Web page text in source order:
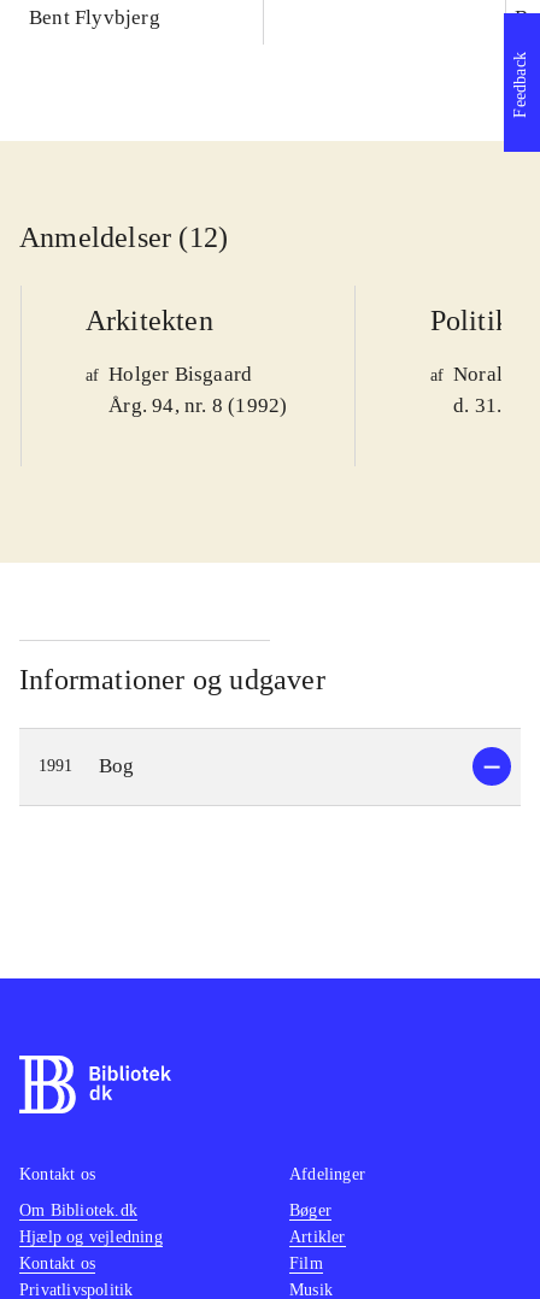
studie af planlægning,
Bent Flyvbjerg
Anmeldelser (12)
Arkitekten
af Holger Bisgaard
Årg. 94, nr. 8 (1992)
Politiken
af Noralv
d. 31.
Informationer og udgaver
1991 Bog
Feedback
Kontakt os
Om Bibliotek.dk
Hjælp og vejledning
Kontakt os
Privatlivspolitik
Afdelinger
Bøger
Artikler
Film
Musik